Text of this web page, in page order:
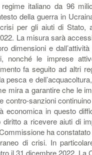
italiano da 96
della guerra in
per gli aiuti di Stato,
La misura sarà
dimensioni e
nonché le imprese
fa seguito ad altri
pesca e
mira a garantire che le
contro-sanzioni
economica in questo
a ricevere aiuti di
ha
di crisi. In
il 31 dicembre 2022. La